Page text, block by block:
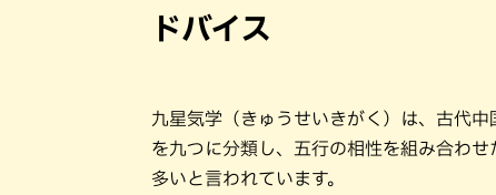
ドバイス
九星気学（きゅうせいきがく）は、古代中
を九つに分類し、五行の相性を組み合わ
多いと言われています。